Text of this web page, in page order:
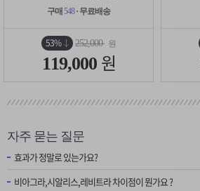
구매 548· 무료배송
53% 252,000 원
119,000 원
자주 묻는 질문
효과가 정말로 있는가요?
비아그라,시알리스,레비트라 차이점이 뭔가요 ?